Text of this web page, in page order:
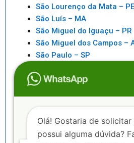
São Lourenço da Mata – PE
São Luís – MA
São Miguel do Iguaçu – PR
São Miguel dos Campos –
São Paulo – SP
São Sebastiao – SP
Senhor do Bonfim – BA
Serra – ES
Olá! Gostaria de
possui alguma dúvida?